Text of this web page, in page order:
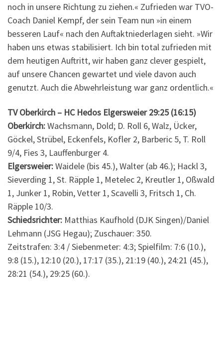
noch in unsere Richtung zu ziehen.« Zufrieden war TVO-
Coach Daniel Kempf, der sein Team nun »in einem
besseren Lauf« nach den Auftaktniederlagen sieht. »Wir
haben uns etwas stabilisiert. Ich bin total zufrieden mit
dem heutigen Auftritt, wir haben ganz clever gespielt,
auf unsere Chancen gewartet und viele davon auch
genutzt. Auch die Abwehrleistung war ganz ordentlich.«
TV Oberkirch – HC Hedos Elgersweier 29:25 (16:15)
Oberkirch:Wachsmann, Dold; D. Roll 6, Walz, Ücker,
Göckel, Strübel, Eckenfels, Kofler 2, Barberic 5, T. Roll
9/4, Fies 3, Lauffenburger 4.
Elgersweier:Waidele (bis 45.), Walter (ab 46.); Hackl 3,
Sieverding 1, St. Räpple 1, Metelec 2, Kreutler 1, Oßwald
1, Junker 1, Robin, Vetter 1, Scavelli 3, Fritsch 1, Ch.
Räpple 10/3.
Schiedsrichter: Matthias Kaufhold (DJK Singen)/Daniel
Lehmann (JSG Hegau); Zuschauer: 350.
Zeitstrafen: 3:4 / Siebenmeter: 4:3; Spielfilm: 7:6 (10.),
9:8 (15.), 12:10 (20.), 17:17 (35.), 21:19 (40.), 24:21 (45.),
28:21 (54.), 29:25 (60.).